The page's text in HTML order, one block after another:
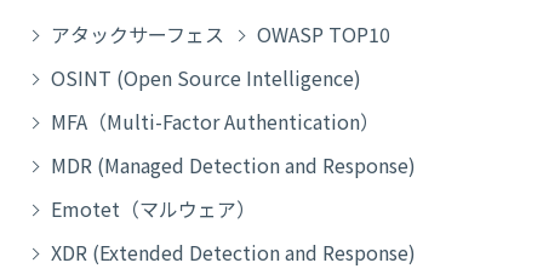
アタックサーフェス
OWASP TOP10
OSINT (Open Source Intelligence)
MFA（Multi-Factor Authentication）
MDR (Managed Detection and Response)
Emotet（マルウェア）
XDR (Extended Detection and Response)